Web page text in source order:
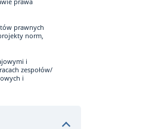
prawnych
norm,
i
zespołów/
i